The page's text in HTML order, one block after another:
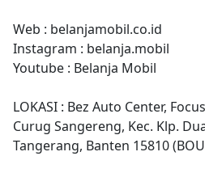
Web : belanjamobil.co.id
Instagram : belanja.mobil
Youtube : Belanja Mobil
LOKASI : Bez Auto Center,
Curug Sangereng, Kec. Klp.
Tangerang, Banten 15810